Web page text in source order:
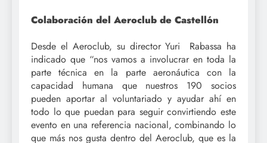
Colaboración del Aeroclub de Castellón
Desde el Aeroclub, su director Yuri Rabassa ha
indicado que “nos vamos a involucrar en toda la
parte técnica en la parte aeronáutica con la
capacidad humana que nuestros 190 socios
pueden aportar al voluntariado y ayudar ahí en
todo lo que puedan para seguir convirtiendo este
evento en una referencia nacional, combinando lo
que más nos gusta dentro del Aeroclub, que es la